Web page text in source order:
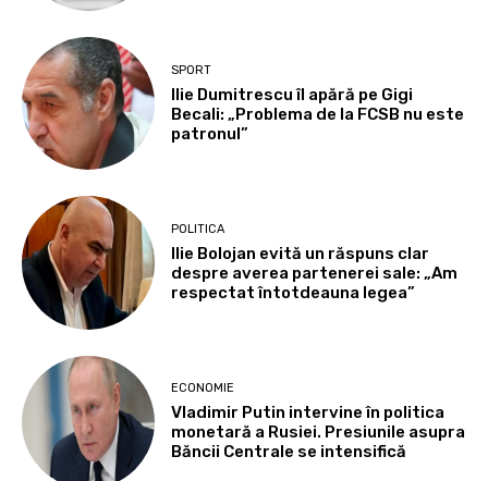
SPORT
Ilie Dumitrescu îl apără pe Gigi
Becali: „Problema de la FCSB nu este
patronul”
POLITICA
Ilie Bolojan evită un răspuns clar
despre averea partenerei sale: „Am
respectat întotdeauna legea”
ECONOMIE
Vladimir Putin intervine în politica
monetară a Rusiei. Presiunile asupra
Băncii Centrale se intensifică